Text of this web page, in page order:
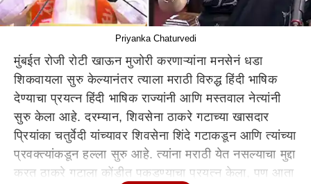
Priyanka Chaturvedi
मुंबईत रोजी रोटी खाऊन मुजोरी करणाऱ्यांना मनसेनं धडा
शिकवायला सुरु केल्यानंतर त्याला मराठी विरुद्ध हिंदी भाषिक
देण्याचा प्रयत्न हिंदी भाषिक राज्यांनी आणि मस्तवाल नेत्यांनी
सुरु केला आहे. दरम्यान, शिवसेना ठाकरे गटाच्या खासदार
प्रियांका चतुर्वेदी यांच्यावर शिवसेना शिंदे गटाकडून आणि त्यांच्या
प्रवक्त्यांकडून हल्ला सुरु आहे. त्यांना मराठी येत नसल्याचा मुद्दा
करत ठाकरे गटाला कोंडीत पकडण्याचा प्रयत्न केला, पण आता